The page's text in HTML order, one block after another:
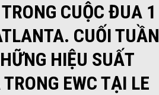
CUỘC ĐUA 1
CUỐI TUẦN
HIỆU SUẤT
EWC TẠI LE